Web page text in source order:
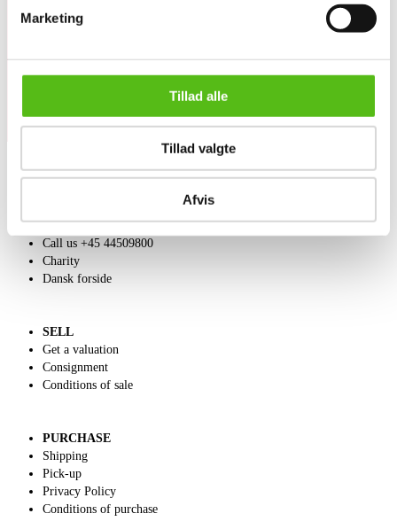
Marketing
Tillad alle
Tillad valgte
Afvis
A pair of classic emerald and diamond earrings in 18 kt. whi...
Sign up for our newsletter and receive news and offers
Contact and Opening Hours
Call us +45 44509800
Charity
Dansk forside
SELL
Get a valuation
Consignment
Conditions of sale
PURCHASE
Shipping
Pick-up
Privacy Policy
Conditions of purchase